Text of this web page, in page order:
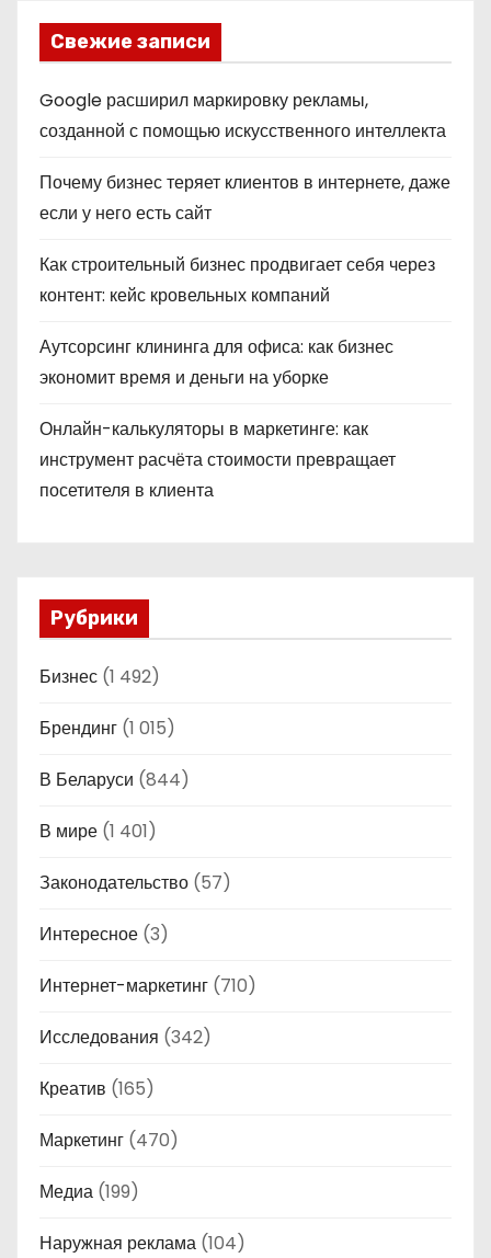
Свежие записи
Google расширил маркировку рекламы,
созданной с помощью искусственного интеллекта
Почему бизнес теряет клиентов в интернете, даже
если у него есть сайт
Как строительный бизнес продвигает себя через
контент: кейс кровельных компаний
Аутсорсинг клининга для офиса: как бизнес
экономит время и деньги на уборке
Онлайн-калькуляторы в маркетинге: как
инструмент расчёта стоимости превращает
посетителя в клиента
Рубрики
Бизнес (1 492)
Брендинг (1 015)
В Беларуси (844)
В мире (1 401)
Законодательство (57)
Интересное (3)
Интернет-маркетинг (710)
Исследования (342)
Креатив (165)
Маркетинг (470)
Медиа (199)
Наружная реклама (104)